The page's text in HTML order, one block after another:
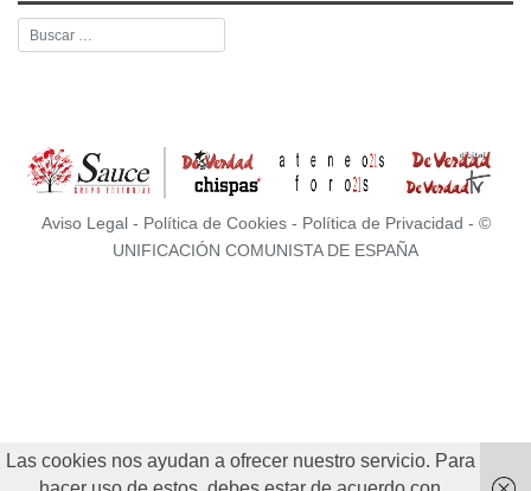
Aviso Legal - Política de Cookies- Política de Privacidad - ©
UNIFICACIÓN COMUNISTA DE ESPAÑA
Las cookies nos ayudan a ofrecer nuestro servicio. Para